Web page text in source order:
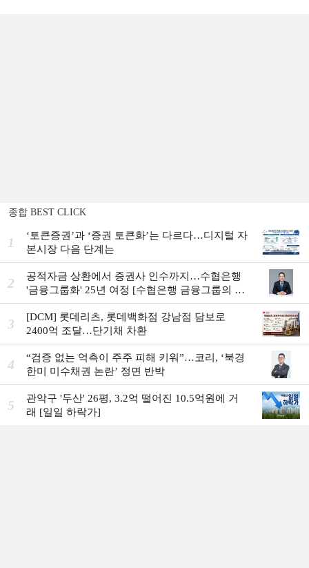
종합 BEST CLICK
1
‘토큰증권’과 ‘증권 토큰화’는 다르다…디지털 자
본시장 다음 단계는
2
공적자금 상환에서 증권사 인수까지…수협은행
'금융그룹화' 25년 여정 [수협은행 금융그룹의 꿈
①]
3
[DCM] 롯데리츠, 롯데백화점 강남점 담보로
2400억 조달…단기채 차환
4
“검증 없는 억측이 주주 피해 키워”…코리, ‘북경
한미 미수채권 논란’ 정면 반박
5
관악구 '두산' 26평, 3.2억 떨어진 10.5억원에 거
래 [일일 하락가]